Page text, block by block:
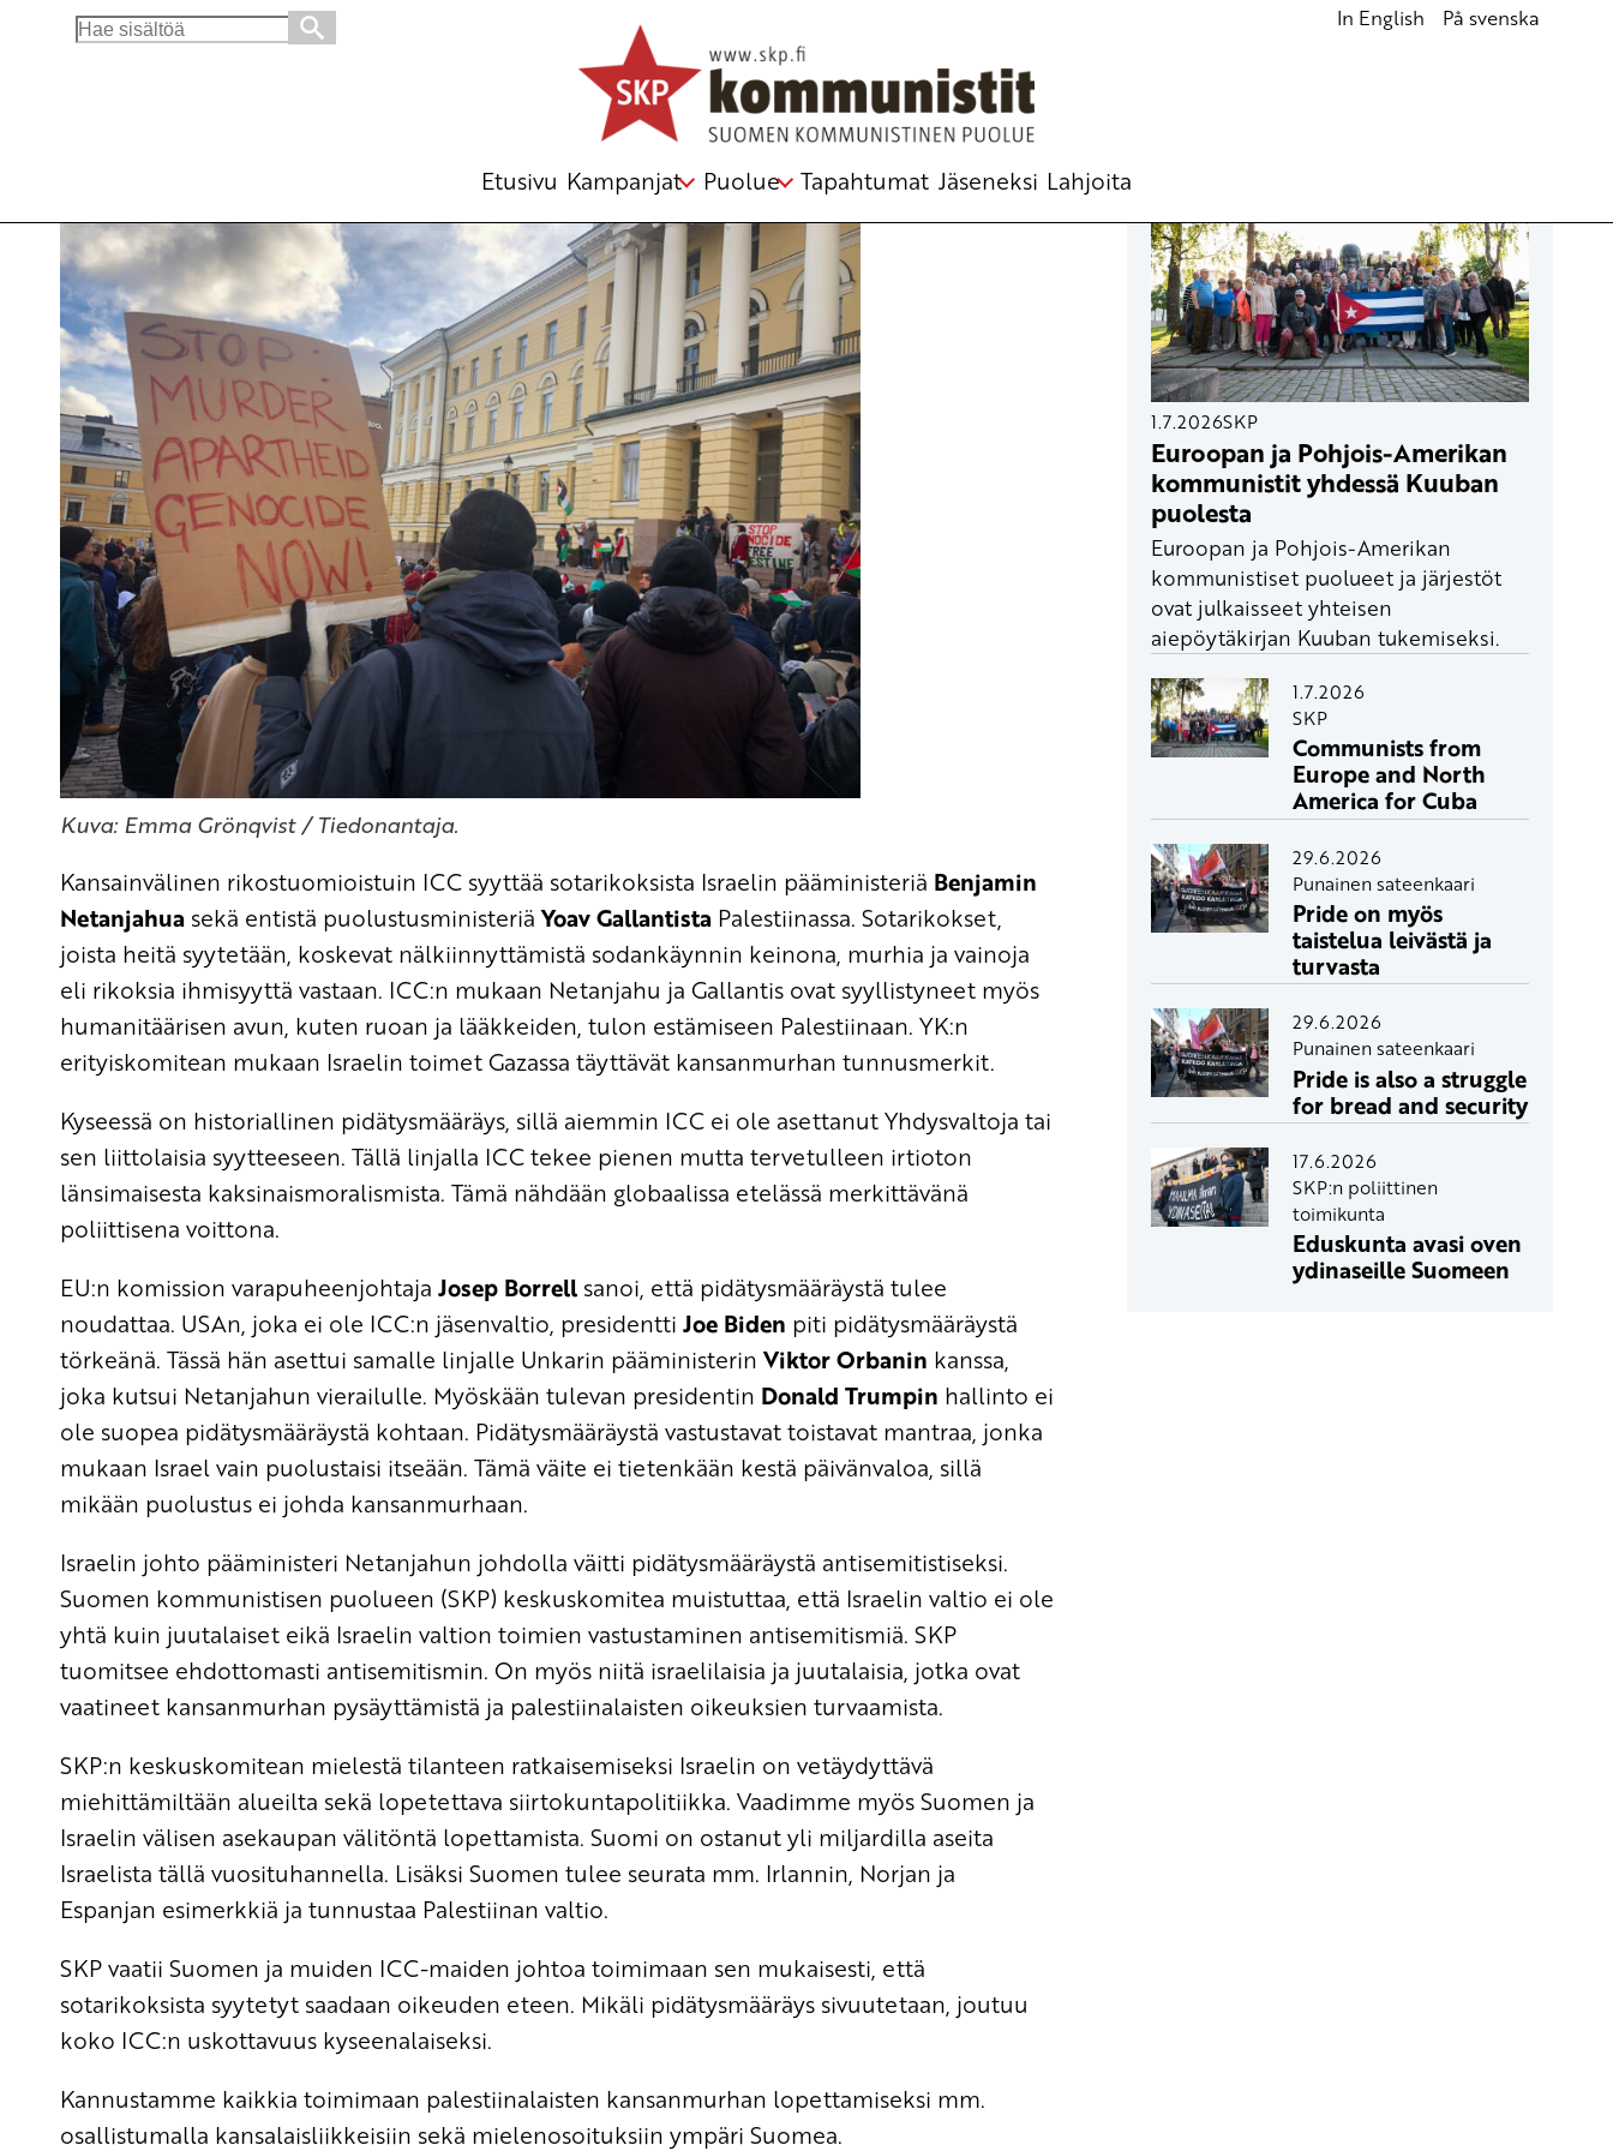
Search
In English På svenska
Etusivu Kampanjat Puolue Tapahtumat Jäseneksi Lahjoita
Palestiina
Kuva: Emma Grönqvist / Tiedonantaja.
Kansainvälinen rikostuomioistuin ICC syyttää sotarikoksista Israelin pääministeriä Benjamin
Netanjahua sekä entistä puolustusministeriäYoav Gallantista Palestiinassa. Sotarikokset,
joista heitä syytetään, koskevat nälkiinnyttämistä sodankäynnin keinona, murhia ja vainoja
eli rikoksia ihmisyyttä vastaan. ICC:n mukaan Netanjahu ja Gallantis ovat syyllistyneet myös
humanitäärisen avun, kuten ruoan ja lääkkeiden, tulon estämiseen Palestiinaan. YK:n
erityiskomitean mukaan Israelin toimet Gazassa täyttävät kansanmurhan tunnusmerkit.
Kyseessä on historiallinen pidätysmääräys, sillä aiemmin ICC ei ole asettanut Yhdysvaltoja tai
sen liittolaisia syytteeseen. Tällä linjalla ICC tekee pienen mutta tervetulleen irtioton
länsimaisesta kaksinaismoralismista. Tämä nähdään globaalissa etelässä merkittävänä
poliittisena voittona.
EU:n komission varapuheenjohtaja Josep Borrell sanoi, että pidätysmääräystä tulee
noudattaa. USAn, joka ei ole ICC:n jäsenvaltio, presidentti Joe Biden piti pidätysmääräystä
törkeänä. Tässä hän asettui samalle linjalle Unkarin pääministerin Viktor Orbanin kanssa,
joka kutsui Netanjahun vierailulle. Myöskään tulevan presidentin Donald Trumpin hallinto ei
ole suopea pidätysmääräystä kohtaan. Pidätysmääräystä vastustavat toistavat mantraa, jonka
mukaan Israel vain puolustaisi itseään. Tämä väite ei tietenkään kestä päivänvaloa, sillä
mikään puolustus ei johda kansanmurhaan.
Israelin johto pääministeri Netanjahun johdolla väitti pidätysmääräystä antisemitistiseksi.
Suomen kommunistisen puolueen (SKP) keskuskomitea muistuttaa, että Israelin valtio ei ole
yhtä kuin juutalaiset eikä Israelin valtion toimien vastustaminen antisemitismiä. SKP
tuomitsee ehdottomasti antisemitismin. On myös niitä israelilaisia ja juutalaisia, jotka ovat
vaatineet kansanmurhan pysäyttämistä ja palestiinalaisten oikeuksien turvaamista.
SKP:n keskuskomitean mielestä tilanteen ratkaisemiseksi Israelin on vetäydyttävä
miehittämiltään alueilta sekä lopetettava siirtokuntapolitiikka. Vaadimme myös Suomen ja
Israelin välisen asekaupan välitöntä lopettamista. Suomi on ostanut yli miljardilla aseita
Israelista tällä vuosituhannella. Lisäksi Suomen tulee seurata mm. Irlannin, Norjan ja
Espanjan esimerkkiä ja tunnustaa Palestiinan valtio.
SKP vaatii Suomen ja muiden ICC-maiden johtoa toimimaan sen mukaisesti, että
sotarikoksista syytetyt saadaan oikeuden eteen. Mikäli pidätysmääräys sivuutetaan, joutuu
koko ICC:n uskottavuus kyseenalaiseksi.
Kannustamme kaikkia toimimaan palestiinalaisten kansanmurhan lopettamiseksi mm.
osallistumalla kansalaisliikkeisiin sekä mielenosoituksiin ympäri Suomea.
1.7.2026SKP
Euroopan ja Pohjois-Amerikan
kommunistit yhdessä Kuuban
puolesta
Euroopan ja Pohjois-Amerikan
kommunistiset puolueet ja järjestöt
ovat julkaisseet yhteisen
aiepöytäkirjan Kuuban tukemiseksi.
1.7.2026
SKP
Communists from
Europe and North
America for Cuba
29.6.2026
Punainen sateenkaari
Pride on myös
taistelua leivästä ja
turvasta
29.6.2026
Punainen sateenkaari
Pride is also a struggle
for bread and security
17.6.2026
SKP:n poliittinen
toimikunta
Eduskunta avasi oven
ydinaseille Suomeen